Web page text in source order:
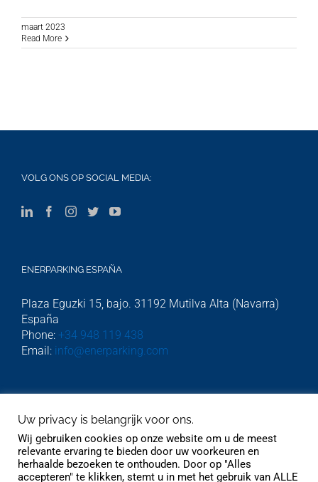
winkel- en vrijetijdscentrum La Morea in
maart 2023
Read More
VOLG ONS OP SOCIAL MEDIA:
ENERPARKING ESPAÑA
Plaza Eguzki 15, bajo. 31192 Mutilva Alta (Navarra)
España
Phone: +34 948 119 438
Email: info@enerparking.com
Beekstraat 54. Cwartier kamer 308. Weert 6001GJ.
Phone:06 232 745 51
Uw privacy is belangrijk voor ons.
Wij gebruiken cookies op onze website om u de meest
relevante ervaring te bieden door uw voorkeuren en
herhaalde bezoeken te onthouden. Door op "Alles
accepteren" te klikken, stemt u in met het gebruik van ALLE